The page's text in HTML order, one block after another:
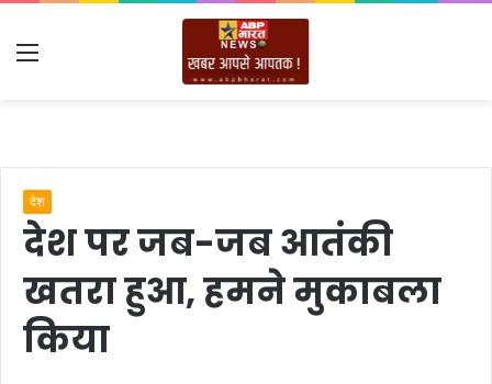
Menu
देश
देश पर जब-जब आतंकी
खतरा हुआ, हमने मुकाबला
किया